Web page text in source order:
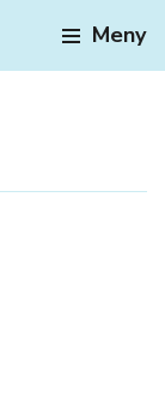
Meny